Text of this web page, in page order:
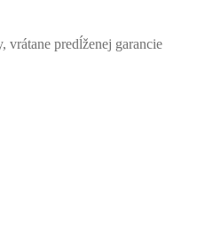
vrátane predĺženej garancie